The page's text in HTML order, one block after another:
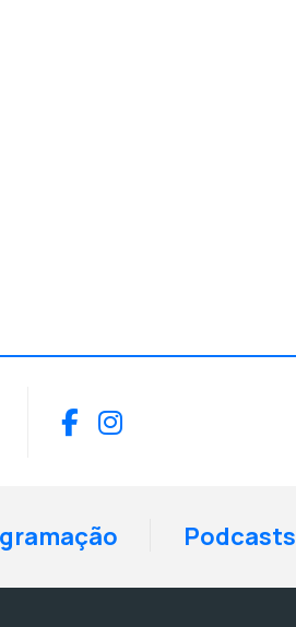
Facebook
Instagram
Podcasts